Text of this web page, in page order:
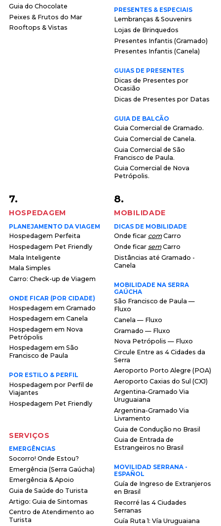
Guia do Chocolate
Peixes & Frutos do Mar
Rooftops & Vistas
PRESENTES & ESPECIAIS
Lembranças & Souvenirs
Lojas de Brinquedos
Presentes Infantis (Gramado)
Presentes Infantis (Canela)
GUIAS DE PRESENTES
Dicas de Presentes por
Ocasião
Dicas de Presentes por Datas
GUIA DE BALCÃO
Guia Comercial de Gramado.
Guia Comercial de Canela.
Guia Comercial de São
Francisco de Paula.
Guia Comercial de Nova
Petrópolis.
7.
HOSPEDAGEM
PLANEJAMENTO DA VIAGEM
Hospedagem Perfeita
Hospedagem Pet Friendly
Mala Inteligente
Mala Simples
Carro: Check-up de Viagem
ONDE FICAR (POR CIDADE)
Hospedagem em Gramado
Hospedagem em Canela
Hospedagem em Nova
Petrópolis
Hospedagem em São
Francisco de Paula
POR ESTILO & PERFIL
Hospedagem por Perfil de
Viajantes
Hospedagem Pet Friendly
SERVIÇOS
EMERGÊNCIAS
Socorro! Onde Estou?
Emergência (Serra Gaúcha)
Emergência & Apoio
Guia de Saúde do Turista
Artigo: Guia de Sintomas
Centro de Atendimento ao
Turista
8.
MOBILIDADE
DICAS DE MOBILIDADE
Onde ficar comCarro
Onde ficar semCarro
Distâncias até Gramado -
Canela
MOBILIDADE NA SERRA
GAÚCHA
São Francisco de Paula —
Fluxo
Canela — Fluxo
Gramado — Fluxo
Nova Petrópolis — Fluxo
Circule Entre as 4 Cidades da
Serra
Aeroporto Porto Alegre (POA)
Aeroporto Caxias do Sul (CXJ)
Argentina-Gramado Via
Uruguaiana
Argentina-Gramado Via
Livramento
Guia de Condução no Brasil
Guia de Entrada de
Estrangeiros no Brasil
MOVILIDAD SERRANA -
ESPAÑOL
Guía de Ingreso de Extranjeros
en Brasil
Recorré las 4 Ciudades
Serranas
Guía Ruta 1: Vía Uruguaiana